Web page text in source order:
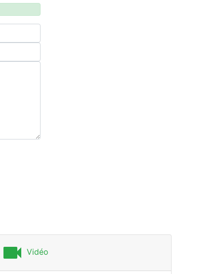
videocam Vidéo